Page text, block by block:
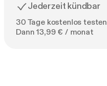
Jederzeit kündbar
30 Tage kostenlos testen
Dann 13,99 € / monat